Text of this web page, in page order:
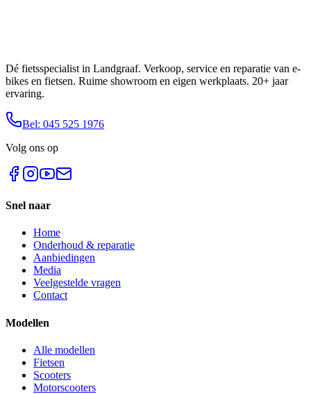
Dé fietsspecialist in Landgraaf. Verkoop, service en reparatie van e-
bikes en fietsen. Ruime showroom en eigen werkplaats. 20+ jaar
ervaring.
Bel: 045 525 1976
Volg ons op
Snel naar
Home
Onderhoud & reparatie
Aanbiedingen
Media
Veelgestelde vragen
Contact
Modellen
Alle modellen
Fietsen
Scooters
Motorscooters